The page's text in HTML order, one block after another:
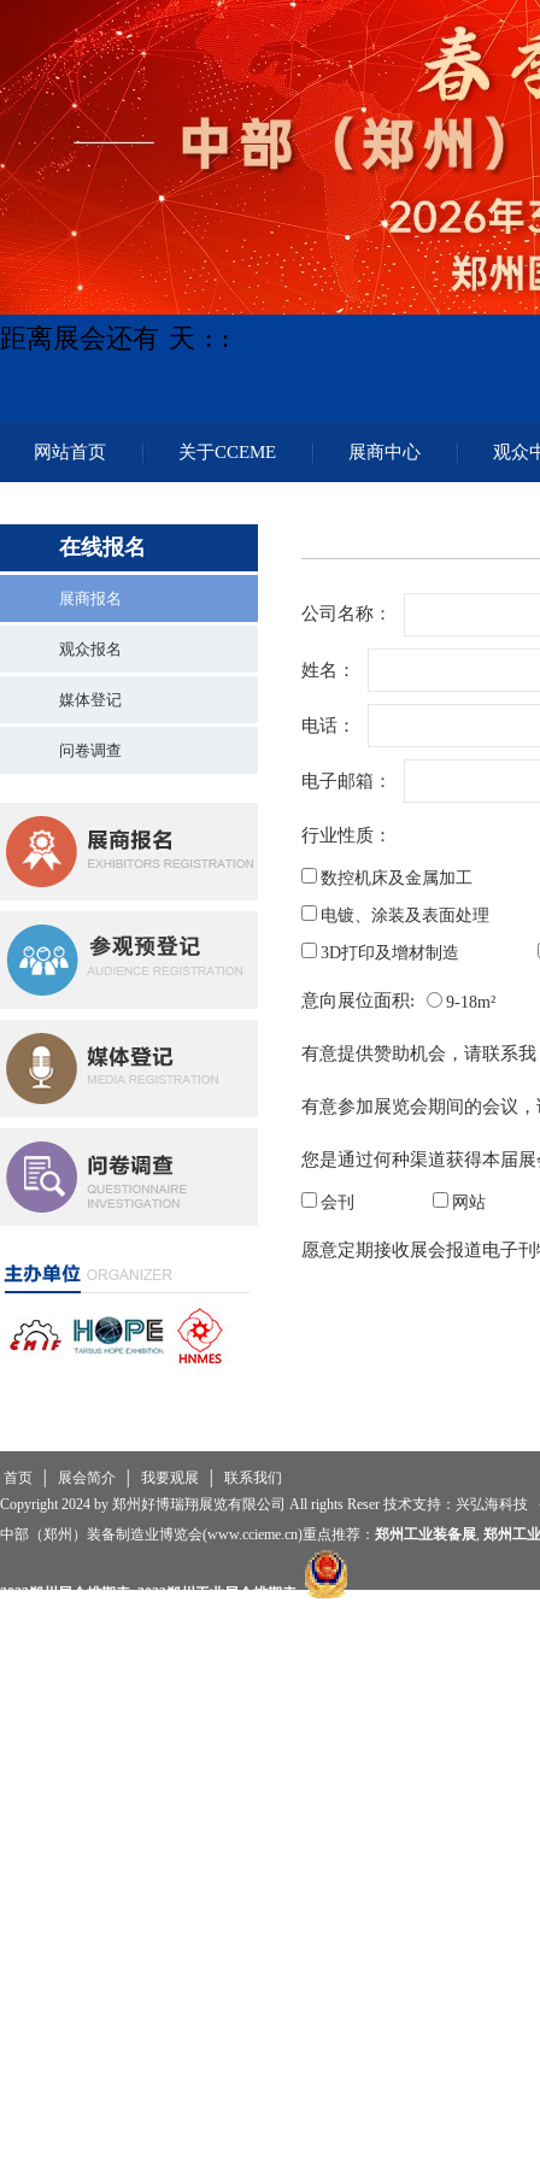
距离展会还有 天 : :
网站首页 关于CCEME 展商中心 观众
在线报名
展商报名
观众报名
媒体登记
问卷调查
公司名称：
姓名：
电话：
电子邮箱：
行业性质：
数控机床及金属加工
电镀、涂装及表面处理
3D打印及增材制造
意向展位面积: 9-18m²
有意提供赞助机会，请联系我
有意参加展览会期间的会议
您是通过何种渠道获得本届
会刊 网站
愿意定期接收展会报道电子刊
首页 展会简介 我要观展
联系我们
Copyright 2024 by 郑州好博瑞翔展览有限公司 All rights Reser 技术支持： 兴弘海科技
中部（郑州）装备制造业博览会(www.ccieme.cn)重点推荐： 郑州工业装备展, 郑州工
2023郑州展会排期表,2023郑州工业展会排期表,